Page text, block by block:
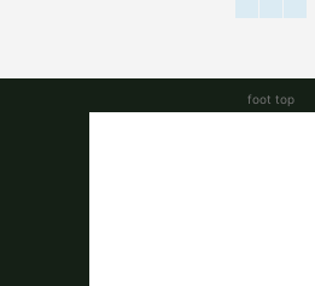
foot top